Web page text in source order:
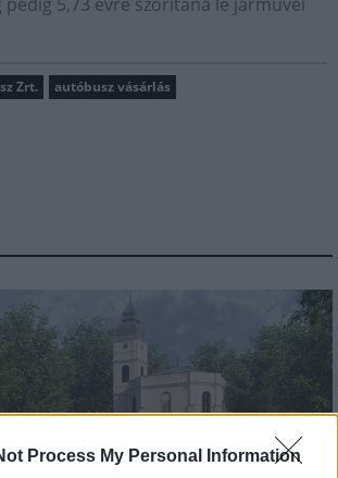
Process My Personal Information
Zrt. autóbusz vásárlás